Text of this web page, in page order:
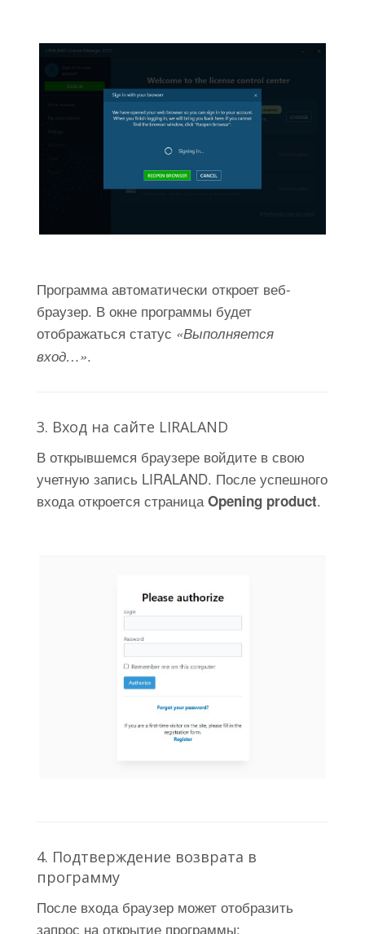
Программа автоматически откроет веб-
браузер. В окне программы будет
отображаться статус «Выполняется
вход…».
3. Вход на сайте LIRALAND
В открывшемся браузере войдите в свою
учетную запись LIRALAND. После успешного
входа откроется страницаOpening product.
4. Подтверждение возврата в
программу
После входа браузер может отобразить
запрос на открытие программы: